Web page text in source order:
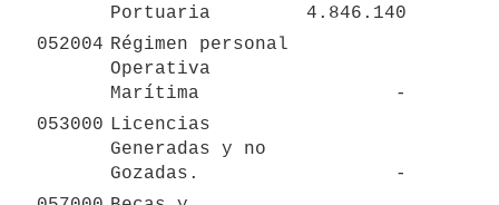
Portuaria
4.846.140
052004 Régimen personal
Operativa
Marítima
-
053000 Licencias
Generadas y no
Gozadas.
-